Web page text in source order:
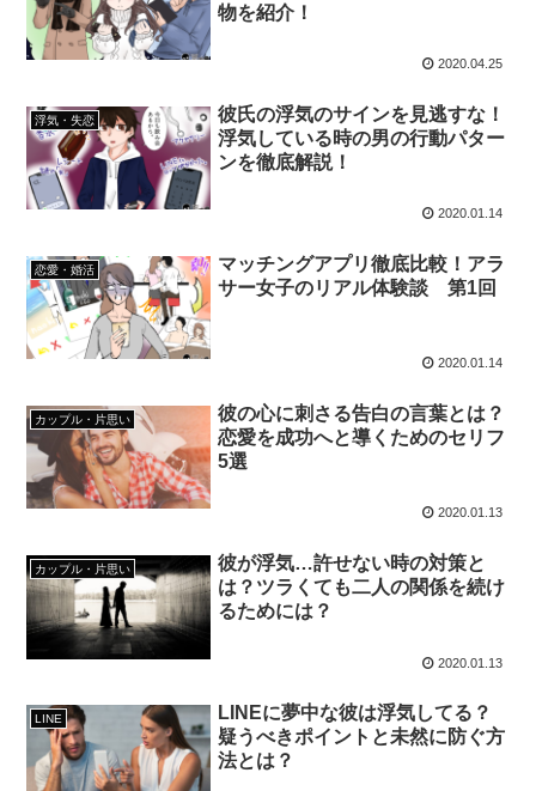
物を紹介！
2020.04.25
浮気・失恋
彼氏の浮気のサインを見逃すな！
浮気している時の男の行動パター
ンを徹底解説！
2020.01.14
恋愛・婚活
マッチングアプリ徹底比較！アラ
サー女子のリアル体験談 第1回
2020.01.14
カップル・片思い
彼の心に刺さる告白の言葉とは？
恋愛を成功へと導くためのセリフ
5選
2020.01.13
カップル・片思い
彼が浮気…許せない時の対策と
は？ツラくても二人の関係を続け
るためには？
2020.01.13
LINE
LINEに夢中な彼は浮気してる？
疑うべきポイントと未然に防ぐ方
法とは？